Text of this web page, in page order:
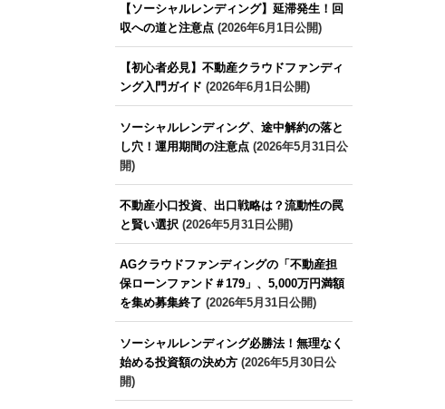
【ソーシャルレンディング】延滞発生！回
収への道と注意点(2026年6月1日公開)
【初心者必見】不動産クラウドファンディ
ング入門ガイド (2026年6月1日公開)
ソーシャルレンディング、途中解約の落と
し穴！運用期間の注意点(2026年5月31日公
開)
不動産小口投資、出口戦略は？流動性の罠
と賢い選択(2026年5月31日公開)
AGクラウドファンディングの「不動産担
保ローンファンド＃179」、5,000万円満額
を集め募集終了 (2026年5月31日公開)
ソーシャルレンディング必勝法！無理なく
始める投資額の決め方(2026年5月30日公
開)